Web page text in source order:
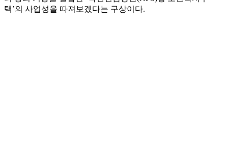
택’의 사업성을 따져보겠다는 구상이다.